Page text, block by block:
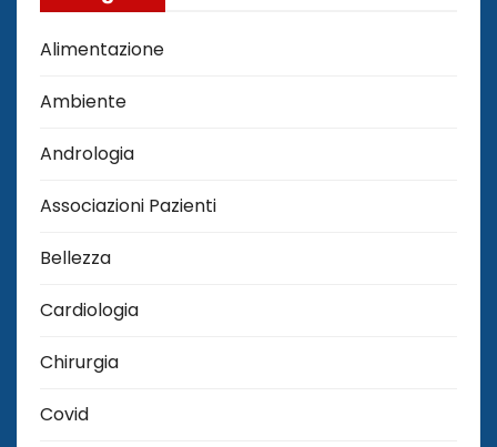
Alimentazione
Ambiente
Andrologia
Associazioni Pazienti
Bellezza
Cardiologia
Chirurgia
Covid